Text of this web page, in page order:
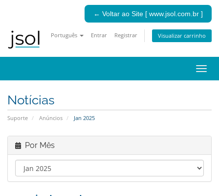
← Voltar ao Site [ www.jsol.com.br ]
Português Entrar Registrar Visualizar carrinho
Notícias
Suporte Anúncios Jan 2025
Por Mês